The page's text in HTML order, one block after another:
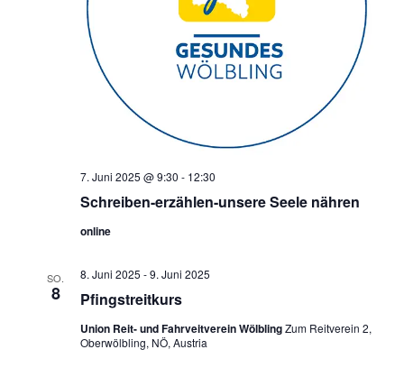
Schreiben-erzählen-unsere Seele nähren
7. Juni 2025 @ 9:30 - 12:30
online
SO.
8 Pfingstreitkurs
8. Juni 2025 -9. Juni 2025
Union Reit- und Fahrveitverein WölblingZum Reitverein 2,
Oberwölbling, NÖ, Austria